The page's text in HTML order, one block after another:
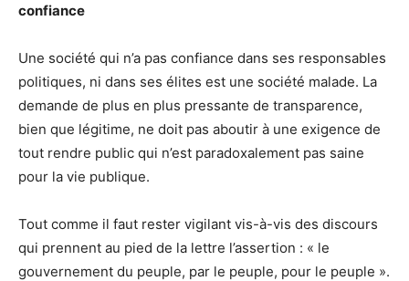
confiance
Une société qui n’a pas confiance dans ses responsables
politiques, ni dans ses élites est une société malade. La
demande de plus en plus pressante de transparence,
bien que légitime, ne doit pas aboutir à une exigence de
tout rendre public qui n’est paradoxalement pas saine
pour la vie publique.
Tout comme il faut rester vigilant vis-à-vis des discours
qui prennent au pied de la lettre l’assertion : « le
gouvernement du peuple, par le peuple, pour le peuple ».